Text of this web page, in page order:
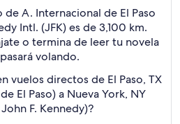
de A. Internacional de El Paso
Intl. (JFK) es de 3,100 km.
o termina de leer tu novela
volando.
vuelos directos de El Paso, TX
El Paso) a Nueva York, NY
F. Kennedy)?